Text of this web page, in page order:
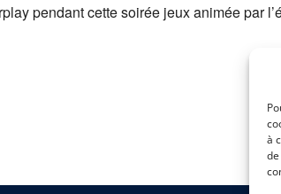
à
pendant cette soirée jeux animée par